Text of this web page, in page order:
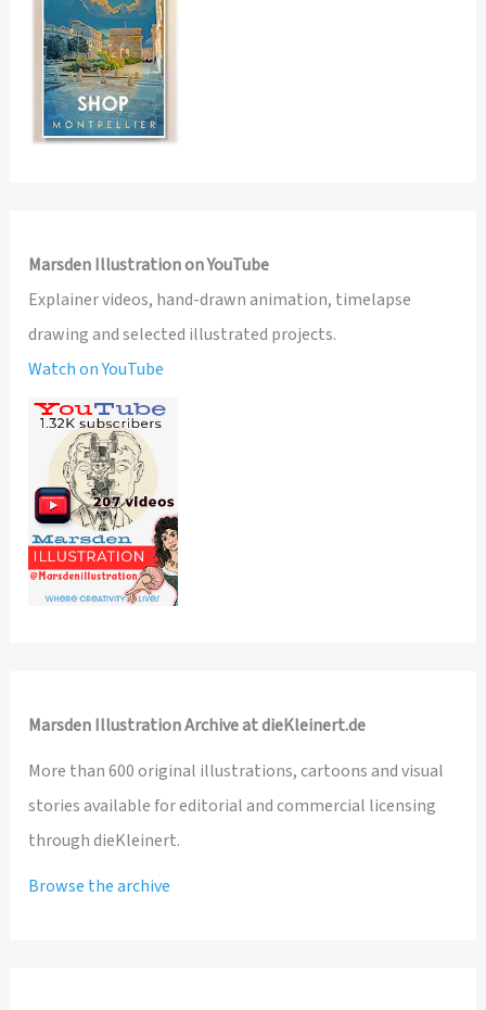
Marsden Illustration on YouTube
Explainer videos, hand-drawn animation, timelapse
drawing and selected illustrated projects.
Watch on YouTube
Marsden Illustration Archive at dieKleinert.de
More than 600 original illustrations, cartoons and visual
stories available for editorial and commercial licensing
through dieKleinert.
Browse the archive